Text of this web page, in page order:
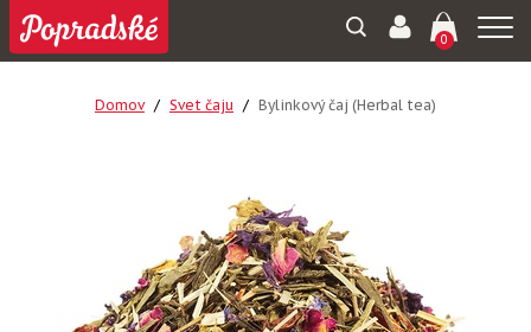
0
Domov Svet čaju Bylinkový čaj (Herbal tea)